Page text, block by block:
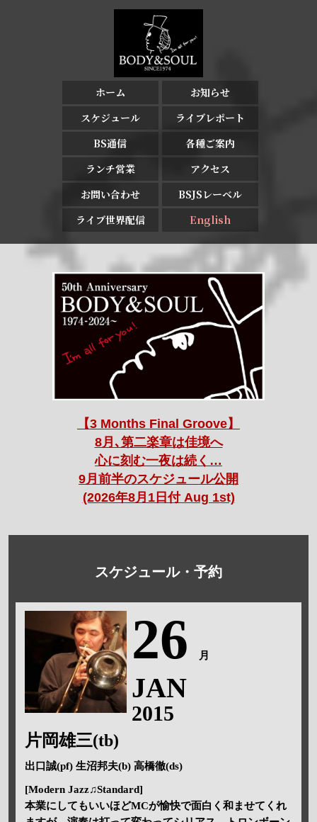
ホーム
お知らせ
スケジュール
ライブレポート
BS通信
各種ご案内
ランチ営業
アクセス
お問い合わせ
BSJSレーベル
ライブ世界配信
English
【3 Months Final Groove】
8月､第二楽章は佳境へ
心に刻む一夜は続く…
9月前半のスケジュール公開
(2026年8月1日付 Aug 1st)
スケジュール・予約
26 月
JAN
2015
片岡雄三(tb)
出口誠(pf) 生沼邦夫(b) 高橋徹(ds)
[Modern Jazz♫Standard]
本業にしてもいいほどMCが愉快で面白く和ませてくれ